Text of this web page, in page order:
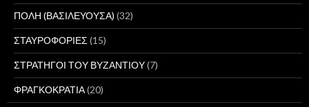
ΠΟΛΗ (ΒΑΣΙΛΕΥΟΥΣΑ) (32)
ΣΤΑΥΡΟΦΟΡΙΕΣ (15)
ΣΤΡΑΤΗΓΟΙ ΤΟΥ ΒΥΖΑΝΤΙΟΥ(7)
ΦΡΑΓΚΟΚΡΑΤΙΑ(20)